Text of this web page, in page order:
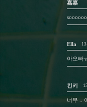
嘉嘉
Ella
아오빠
킨키
너무 ..